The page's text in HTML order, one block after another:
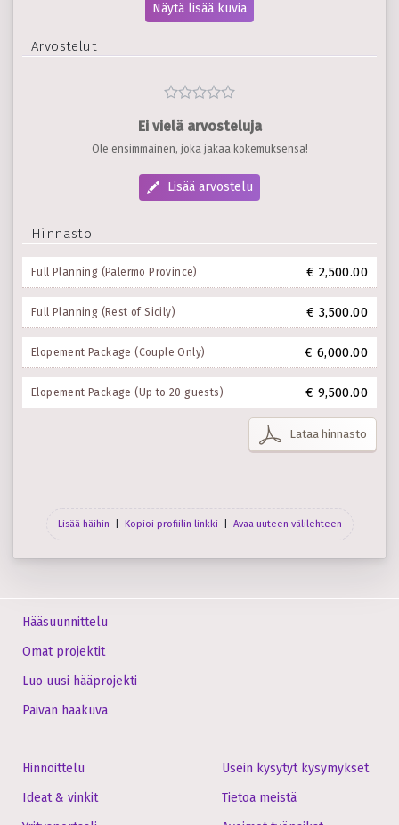
Näytä lisää kuvia
Arvostelut
Ei vielä arvosteluja
Ole ensimmäinen, joka jakaa kokemuksensa!
Lisää arvostelu
Hinnasto
Full Planning (Palermo Province) € 2,500.00
Full Planning (Rest of Sicily) € 3,500.00
Elopement Package (Couple Only) € 6,000.00
Elopement Package (Up to 20 guests) € 9,500.00
Lataa hinnasto
Lisää häihin Kopioi profiilin linkki Avaa uuteen välilehteen
Hääsuunnittelu
Omat projektit
Luo uusi hääprojekti
Päivän hääkuva
Hinnoittelu
Ideat & vinkit
Usein kysytyt kysymykset
Tietoa meistä